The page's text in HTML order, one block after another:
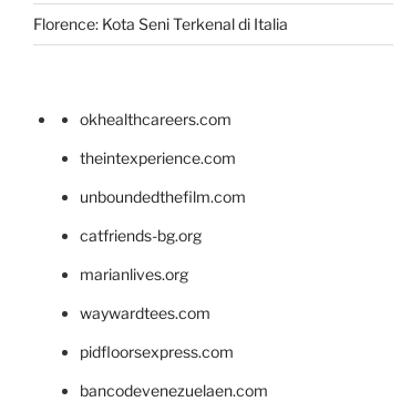
Florence: Kota Seni Terkenal di Italia
okhealthcareers.com
theintexperience.com
unboundedthefilm.com
catfriends-bg.org
marianlives.org
waywardtees.com
pidfloorsexpress.com
bancodevenezuelaen.com